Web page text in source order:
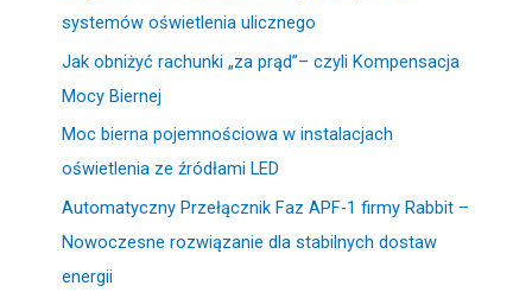
systemów oświetlenia ulicznego
Jak obniżyć rachunki „za prąd”– czyli Kompensacja
Mocy Biernej
Moc bierna pojemnościowa w instalacjach
oświetlenia ze źródłami LED
Automatyczny Przełącznik Faz APF-1 firmy Rabbit –
Nowoczesne rozwiązanie dla stabilnych dostaw
energii